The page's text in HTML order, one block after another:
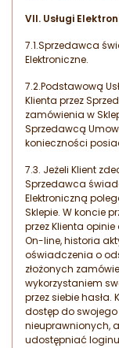
VII. Usługi
7.1.Sprzedawca
Elektroniczne.
7.2.Podstawową
Klienta przez
zamówienia w
Sprzedawcą
konieczności
7.3. Jeżeli Klient
Sprzedawca
Elektroniczną
Sklepie. W koncie
przez Klienta
On-line, historia
oświadczenia o
złożonych
wykorzystaniem
przez siebie hasła.
dostęp do
nieuprawnionych,
udostępniać